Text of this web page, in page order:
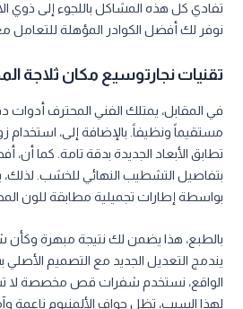
تفادي كل هذه المشاكل باللجوء إلى ذوي
نوفر لك أفضل الكوادر المؤهلة
تقنيات نجارتوسيع مكان ثلاجة
في المقابل، يمتلك الفني المحترف
مستقيماً ونظيفاً. بالإضافة إلى، استخدام
تطابق الأبعاد الجديدة بدقة تامة. كما أن،
بتفاصيل التشطيب النهائي للخشب. لذلك،
بواسطة إطارات تجميلية مطابقة للون
بالطبع، هذا يضمن لك نتيجة مبهرة وكأن
يندمج التعديل الجديد مع التصميم
الواقع، نستخدم شفرات قص مخصصة لا
لهذا السبب، تظل حواف الألمنيوم ناعمة